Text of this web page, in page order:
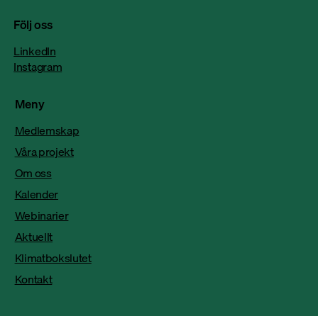
Meny
Medlemskap
Våra projekt
Om oss
Kalender
Webinarier
Aktuellt
Klimatbokslutet
Kontakt
Följ oss
LinkedIn
Instagram